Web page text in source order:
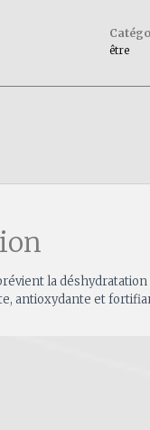
être
la déshydratation
antioxydante et